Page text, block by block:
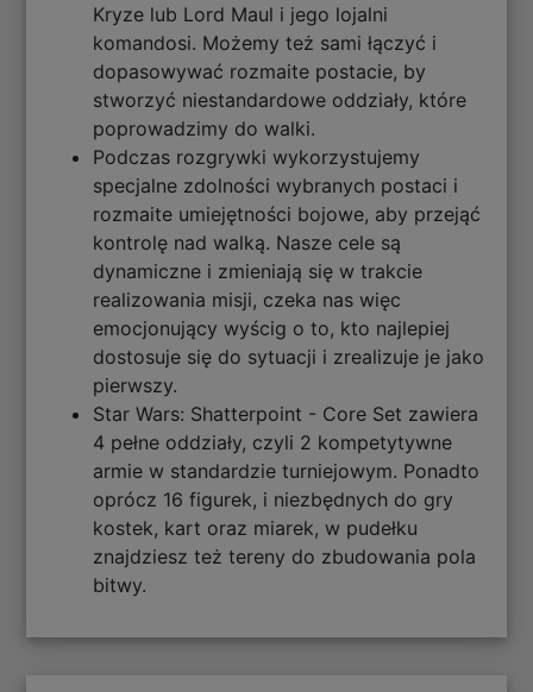
Kryze lub Lord Maul i jego lojalni
komandosi. Możemy też sami łączyć i
dopasowywać rozmaite postacie, by
stworzyć niestandardowe oddziały, które
poprowadzimy do walki.
Podczas rozgrywki wykorzystujemy
specjalne zdolności wybranych postaci i
rozmaite umiejętności bojowe, aby przejąć
kontrolę nad walką. Nasze cele są
dynamiczne i zmieniają się w trakcie
realizowania misji, czeka nas więc
emocjonujący wyścig o to, kto najlepiej
dostosuje się do sytuacji i zrealizuje je jako
pierwszy.
Star Wars: Shatterpoint - Core Set zawiera
4 pełne oddziały, czyli 2 kompetytywne
armie w standardzie turniejowym. Ponadto
oprócz 16 figurek, i niezbędnych do gry
kostek, kart oraz miarek, w pudełku
znajdziesz też tereny do zbudowania pola
bitwy.